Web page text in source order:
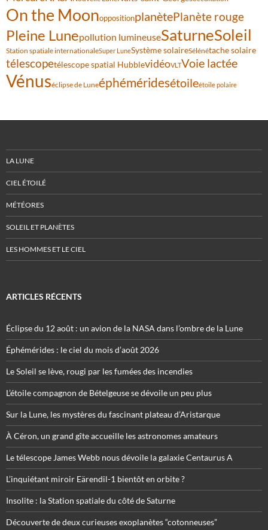
On the MoonoppositionplanètePlanète rouge
Pleine Lunepollution lumineuseSaturneSoleil
Station spatiale internationaleSuper LuneSystème solaireSélénétache solaire
télescopetélescope spatial HubblevidéoVLTVoie lactée
Vénuséclipse de Luneéphéméridesétoileétoile polaire
LA LUNE
CIEL ÉTOILÉ
MÉTÉORES
SOLEIL ET PLANÈTES
LES HOMMES ET LE CIEL
ARTICLES RÉCENTS
Éclipse du 12 août : un avion de la NASA dans l’ombre de la Lune
Éphémérides : le ciel du mois d’août 2026
Le Soleil se lève, rougi par les fumées des incendies
L’étoile compagnon de Bételgeuse se dévoile un peu plus
Sur la Lune, les mystères du fascinant plateau d’Aristarque
À Céron, un grand gîte accueille les astronomes amateurs
Le télescope James Webb nous dévoile la galaxie Centaurus A
L’inquiétant miroir Eärendil-1 bientôt en orbite ?
Insolite : la Station spatiale du côté de Saturne
Découverte de deux curieuses exoplanètes “cotonneuses”